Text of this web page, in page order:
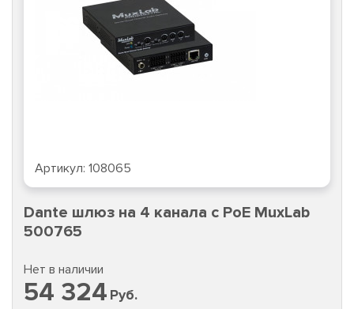
Артикул: 108065
Dante шлюз на 4 канала с PoE MuxLab
500765
Нет в наличии
54 324 Руб.